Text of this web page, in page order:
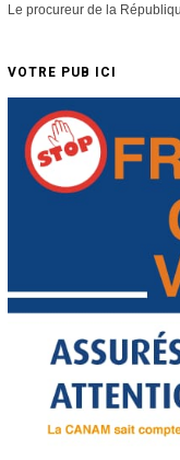
Le procureur de la
VOTRE PUB ICI